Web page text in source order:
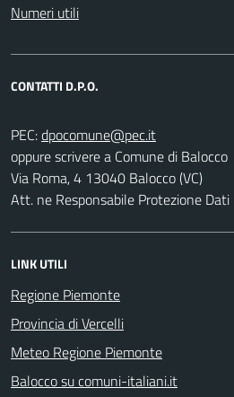
Numeri utili
CONTATTI D.P.O.
PEC:
oppure scrivere a Comune di Balocco
Via Roma, 4 13040 Balocco (VC)
Att. ne Responsabile Protezione Dati
LINK UTILI
Regione Piemonte
Provincia di Vercelli
Meteo Regione Piemonte
Balocco su comuni-italiani.it